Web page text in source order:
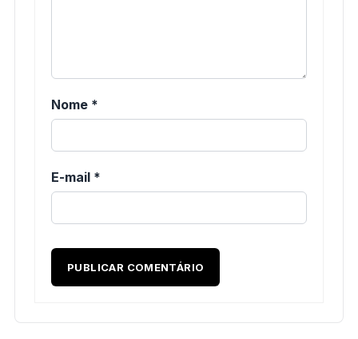
Nome *
E-mail *